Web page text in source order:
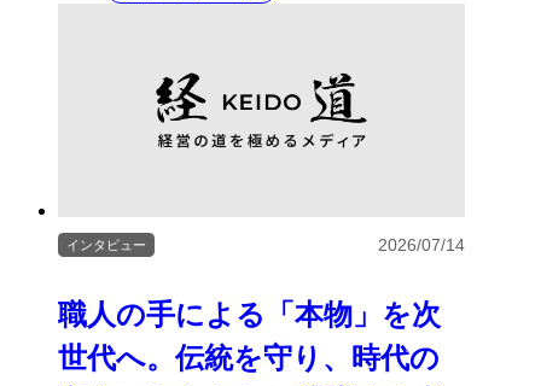
職人の手による「本物」を次
世代へ。伝統を守り、時代の
インタビュー 2026/07/14